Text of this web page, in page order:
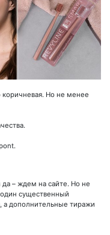
коричневая. Но не менее
– ждем на сайте. Но не
существенный
а дополнительные тиражи